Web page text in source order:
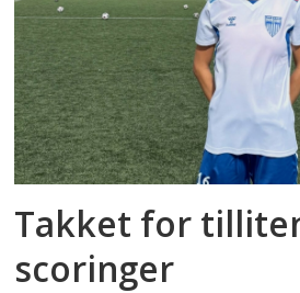
Takket for
scoringer